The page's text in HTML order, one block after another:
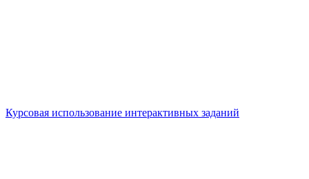
Курсовая использование интерактивных заданий